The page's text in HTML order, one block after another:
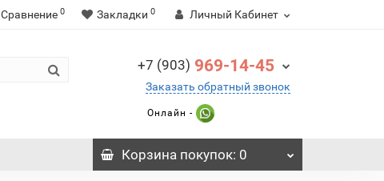
Сравнение 0 Закладки 0 Личный Кабинет
+7 (903) 969-14-45
Заказать обратный звонок
Онлайн -
Корзинапокупок: 0